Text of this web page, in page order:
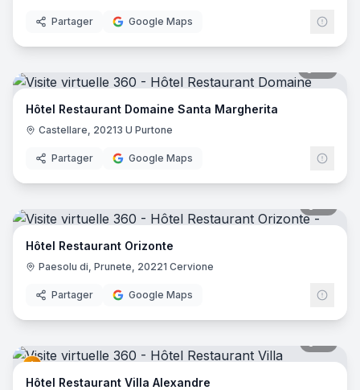
Partager Google Maps
Hôtel Restaurant Domaine Santa Margherita
Castellare, 20213 U Purtone
Partager Google Maps
Hôtel Restaurant Orizonte
Paesolu di, Prunete, 20221 Cervione
Partager Google Maps
Hôtel Restaurant Villa Alexandre